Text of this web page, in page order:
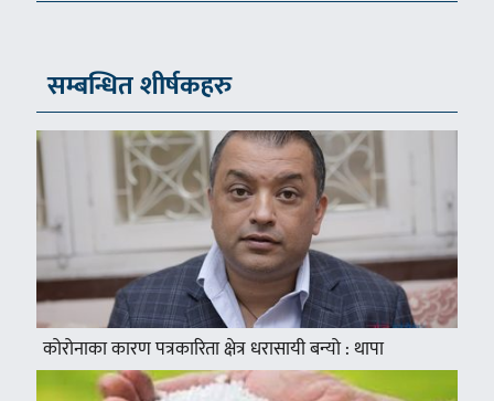
सम्बन्धित शीर्षकहरु
कोरोनाका कारण पत्रकारिता क्षेत्र धरासायी बन्यो : थापा